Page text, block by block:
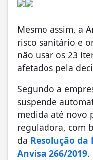
Mesmo assim, a
risco sanitário e
não usar os 23
afetados pela
Segundo a
suspende
medida até novo
reguladora, com
da Resolução da
Anvisa 266/2019.